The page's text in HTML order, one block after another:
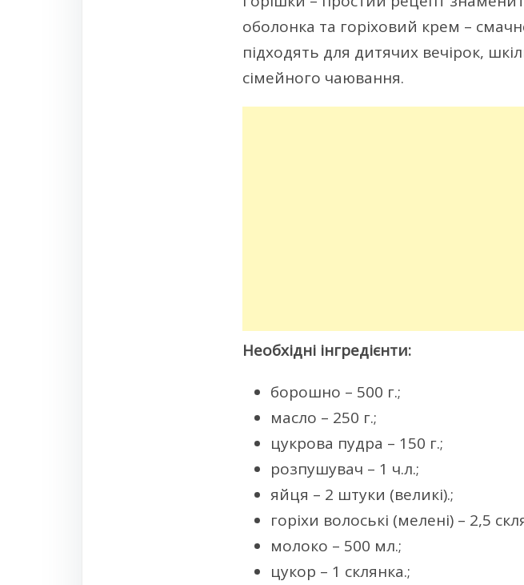
оболонка та горіховий крем –
підходять для дитячих вечірок,
сімейного чаювання.
Необхідні інгредієнти:
борошно – 500 г.;
масло – 250 г.;
цукрова пудра – 150 г.;
розпушувач – 1 ч.л.;
яйця – 2 штуки (великі).;
горіхи волоські (мелені) – 2,5
молоко – 500 мл.;
цукор – 1 склянка.;